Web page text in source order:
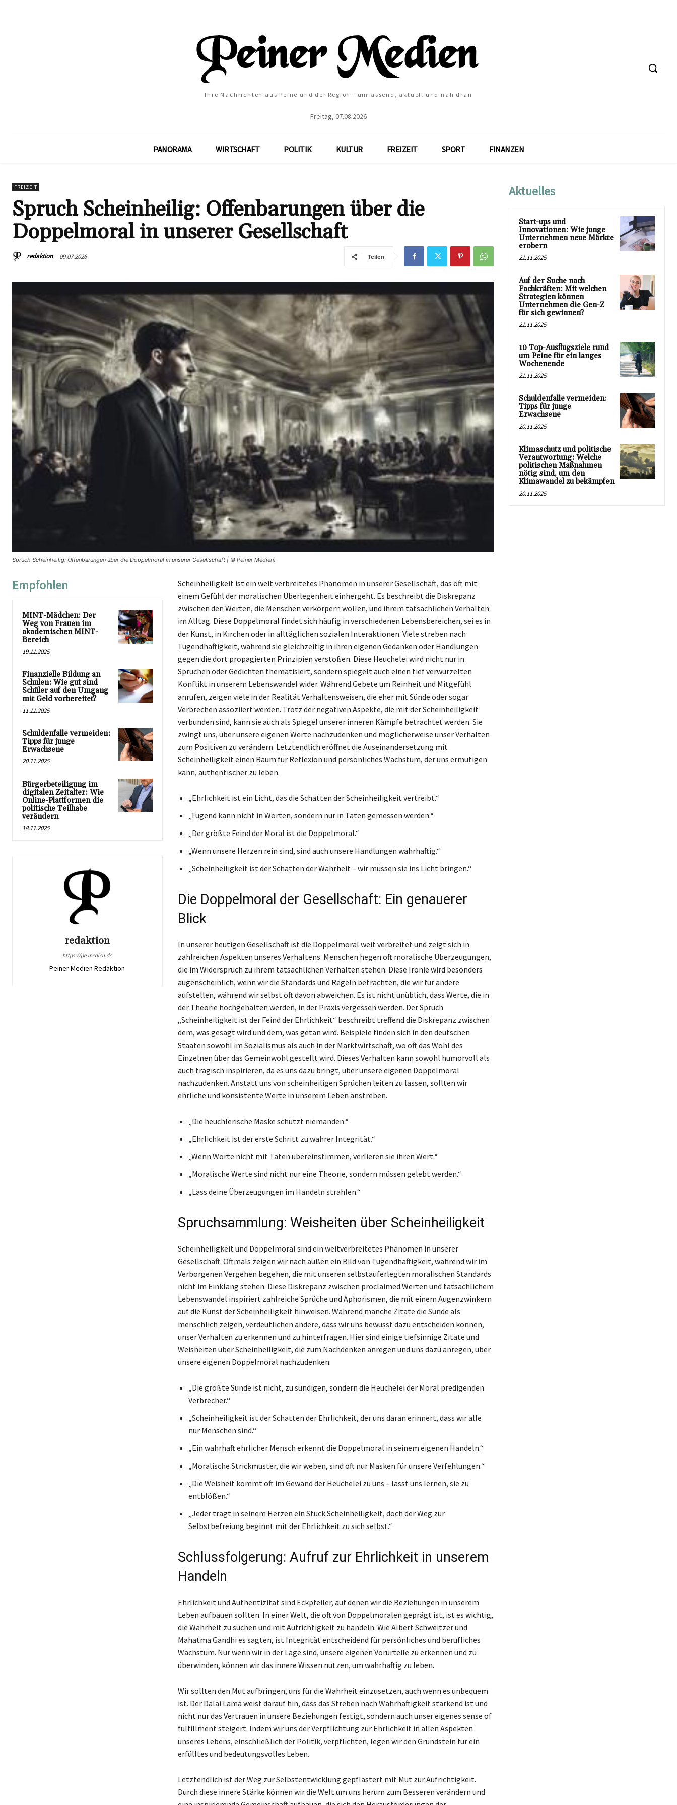
Ihre Nachrichten aus Peine und der Region - umfassend, aktuell und nah dran
Freitag, 07.08.2026
PANORAMA WIRTSCHAFT POLITIK KULTUR FREIZEIT SPORT FINANZEN
FREIZEIT
Spruch Scheinheilig: Offenbarungen über die
Doppelmoral in unserer Gesellschaft
redaktion 09.07.2026 Teilen
Spruch Scheinheilig: Offenbarungen über die Doppelmoral in unserer Gesellschaft | © Peiner Medien)
Empfohlen
MINT-Mädchen: Der
Weg von Frauen im
akademischen MINT-
Bereich
19.11.2025
Finanzielle Bildung an
Schulen: Wie gut sind
Schüler auf den Umgang
mit Geld vorbereitet?
11.11.2025
Schuldenfalle vermeiden:
Tipps für junge
Erwachsene
20.11.2025
Bürgerbeteiligung im
digitalen Zeitalter: Wie
Online-Plattformen die
politische Teilhabe
verändern
18.11.2025
redaktion
https://pe-medien.de
Peiner Medien Redaktion
Scheinheiligkeit ist ein weit verbreitetes Phänomen in unserer Gesellschaft, das oft mit
einem Gefühl der moralischen Überlegenheit einhergeht. Es beschreibt die Diskrepanz
zwischen den Werten, die Menschen verkörpern wollen, und ihrem tatsächlichen Verhalten
im Alltag. Diese Doppelmoral findet sich häufig in verschiedenen Lebensbereichen, sei es in
der Kunst, in Kirchen oder in alltäglichen sozialen Interaktionen. Viele streben nach
Tugendhaftigkeit, während sie gleichzeitig in ihren eigenen Gedanken oder Handlungen
gegen die dort propagierten Prinzipien verstoßen. Diese Heuchelei wird nicht nur in
Sprüchen oder Gedichten thematisiert, sondern spiegelt auch einen tief verwurzelten
Konflikt in unserem Lebenswandel wider. Während Gebete um Reinheit und Mitgefühl
anrufen, zeigen viele in der Realität Verhaltensweisen, die eher mit Sünde oder sogar
Verbrechen assoziiert werden. Trotz der negativen Aspekte, die mit der Scheinheiligkeit
verbunden sind, kann sie auch als Spiegel unserer inneren Kämpfe betrachtet werden. Sie
zwingt uns, über unsere eigenen Werte nachzudenken und möglicherweise unser Verhalten
zum Positiven zu verändern. Letztendlich eröffnet die Auseinandersetzung mit
Scheinheiligkeit einen Raum für Reflexion und persönliches Wachstum, der uns ermutigen
kann, authentischer zu leben.
„Ehrlichkeit ist ein Licht, das die Schatten der Scheinheiligkeit vertreibt.“
„Tugend kann nicht in Worten, sondern nur in Taten gemessen werden.“
„Der größte Feind der Moral ist die Doppelmoral.“
„Wenn unsere Herzen rein sind, sind auch unsere Handlungen wahrhaftig.“
„Scheinheiligkeit ist der Schatten der Wahrheit – wir müssen sie ins Licht bringen.“
Die Doppelmoral der Gesellschaft: Ein genauerer
Blick
In unserer heutigen Gesellschaft ist die Doppelmoral weit verbreitet und zeigt sich in
zahlreichen Aspekten unseres Verhaltens. Menschen hegen oft moralische Überzeugungen,
die im Widerspruch zu ihrem tatsächlichen Verhalten stehen. Diese Ironie wird besonders
augenscheinlich, wenn wir die Standards und Regeln betrachten, die wir für andere
aufstellen, während wir selbst oft davon abweichen. Es ist nicht unüblich, dass Werte, die in
der Theorie hochgehalten werden, in der Praxis vergessen werden. Der Spruch
„Scheinheiligkeit ist der Feind der Ehrlichkeit“ beschreibt treffend die Diskrepanz zwischen
dem, was gesagt wird und dem, was getan wird. Beispiele finden sich in den deutschen
Staaten sowohl im Sozialismus als auch in der Marktwirtschaft, wo oft das Wohl des
Einzelnen über das Gemeinwohl gestellt wird. Dieses Verhalten kann sowohl humorvoll als
auch tragisch inspirieren, da es uns dazu bringt, über unsere eigenen Doppelmoral
nachzudenken. Anstatt uns von scheinheiligen Sprüchen leiten zu lassen, sollten wir
ehrliche und konsistente Werte in unserem Leben anstreben.
„Die heuchlerische Maske schützt niemanden.“
„Ehrlichkeit ist der erste Schritt zu wahrer Integrität.“
„Wenn Worte nicht mit Taten übereinstimmen, verlieren sie ihren Wert.“
„Moralische Werte sind nicht nur eine Theorie, sondern müssen gelebt werden.“
„Lass deine Überzeugungen im Handeln strahlen.“
Spruchsammlung: Weisheiten über Scheinheiligkeit
Scheinheiligkeit und Doppelmoral sind ein weitverbreitetes Phänomen in unserer
Gesellschaft. Oftmals zeigen wir nach außen ein Bild von Tugendhaftigkeit, während wir im
Verborgenen Vergehen begehen, die mit unseren selbstauferlegten moralischen Standards
nicht im Einklang stehen. Diese Diskrepanz zwischen proclaimed Werten und tatsächlichem
Lebenswandel inspiriert zahlreiche Sprüche und Aphorismen, die mit einem Augenzwinkern
auf die Kunst der Scheinheiligkeit hinweisen. Während manche Zitate die Sünde als
menschlich zeigen, verdeutlichen andere, dass wir uns bewusst dazu entscheiden können,
unser Verhalten zu erkennen und zu hinterfragen. Hier sind einige tiefsinnige Zitate und
Weisheiten über Scheinheiligkeit, die zum Nachdenken anregen und uns dazu anregen, über
unsere eigenen Doppelmoral nachzudenken:
„Die größte Sünde ist nicht, zu sündigen, sondern die Heuchelei der Moral predigenden
Verbrecher.“
„Scheinheiligkeit ist der Schatten der Ehrlichkeit, der uns daran erinnert, dass wir alle
nur Menschen sind.“
„Ein wahrhaft ehrlicher Mensch erkennt die Doppelmoral in seinem eigenen Handeln.“
„Moralische Strickmuster, die wir weben, sind oft nur Masken für unsere Verfehlungen.“
„Die Weisheit kommt oft im Gewand der Heuchelei zu uns – lasst uns lernen, sie zu
entblößen.“
„Jeder trägt in seinem Herzen ein Stück Scheinheiligkeit, doch der Weg zur
Selbstbefreiung beginnt mit der Ehrlichkeit zu sich selbst.“
Schlussfolgerung: Aufruf zur Ehrlichkeit in unserem
Handeln
Ehrlichkeit und Authentizität sind Eckpfeiler, auf denen wir die Beziehungen in unserem
Leben aufbauen sollten. In einer Welt, die oft von Doppelmoralen geprägt ist, ist es wichtig,
die Wahrheit zu suchen und mit Aufrichtigkeit zu handeln. Wie Albert Schweitzer und
Mahatma Gandhi es sagten, ist Integrität entscheidend für persönliches und berufliches
Wachstum. Nur wenn wir in der Lage sind, unsere eigenen Vorurteile zu erkennen und zu
überwinden, können wir das innere Wissen nutzen, um wahrhaftig zu leben.
Wir sollten den Mut aufbringen, uns für die Wahrheit einzusetzen, auch wenn es unbequem
ist. Der Dalai Lama weist darauf hin, dass das Streben nach Wahrhaftigkeit stärkend ist und
nicht nur das Vertrauen in unsere Beziehungen festigt, sondern auch unser eigenes sense of
fulfillment steigert. Indem wir uns der Verpflichtung zur Ehrlichkeit in allen Aspekten
unseres Lebens, einschließlich der Politik, verpflichten, legen wir den Grundstein für ein
erfülltes und bedeutungsvolles Leben.
Letztendlich ist der Weg zur Selbstentwicklung gepflastert mit Mut zur Aufrichtigkeit.
Durch diese innere Stärke können wir die Welt um uns herum zum Besseren verändern und
Aktuelles
Start-ups und
Innovationen: Wie junge
Unternehmen neue Märkte
erobern
21.11.2025
Auf der Suche nach
Fachkräften: Mit welchen
Strategien können
Unternehmen die Gen-Z
für sich gewinnen?
21.11.2025
10 Top-Ausflugsziele rund
um Peine für ein langes
Wochenende
21.11.2025
Schuldenfalle vermeiden:
Tipps für junge
Erwachsene
20.11.2025
Klimaschutz und politische
Verantwortung: Welche
politischen Maßnahmen
nötig sind, um den
Klimawandel zu bekämpfen
20.11.2025